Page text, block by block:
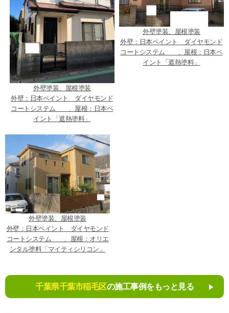
外壁塗装、屋根塗装
外壁：日本ペイント ダイヤモンド
コートシステム 、屋根：日本ペ
イント「遮熱塗料」
外壁塗装、屋根塗装
外壁：日本ペイント ダイヤモンド
コートシステム 、屋根：日本ペ
イント「遮熱塗料」
外壁塗装、屋根塗装
外壁：日本ペイント ダイヤモンド
コートシステム 、屋根：オリエ
ンタル塗料「マイティシリコン」
千葉県千葉市稲毛区の施工事例をもっと見る